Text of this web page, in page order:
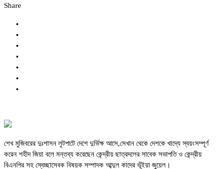
Share
শেখ মুজিবরের দুঃশাসন লুটপাটে দেশে দুর্ভিক্ষ আসে,সেখান থেকে দেশকে খাদ্যে স্বয়ংসম্পূর্ণ
করেন শহীদ জিয়া বলে মন্তব্য করেছেন কেন্দ্রীয় ছাত্রদলের সাবেক সভাপতি ও কেন্দ্রীয়
বিএনপির সহ স্বেচ্ছাসেবক বিষয়ক সম্পাদক আব্দুল কাদের ভূঁইয়া জুয়েল।